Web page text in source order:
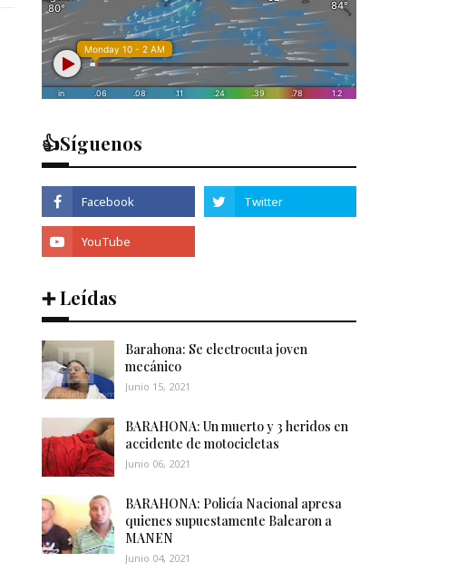
👍Síguenos
➕ Leídas
Barahona: Se electrocuta joven
mecánico
Junio 15, 2021
BARAHONA: Un muerto y 3 heridos en
accidente de motocicletas
Junio 06, 2021
BARAHONA: Policía Nacional apresa
quienes supuestamente Balearon a
MANEN
Junio 04, 2021